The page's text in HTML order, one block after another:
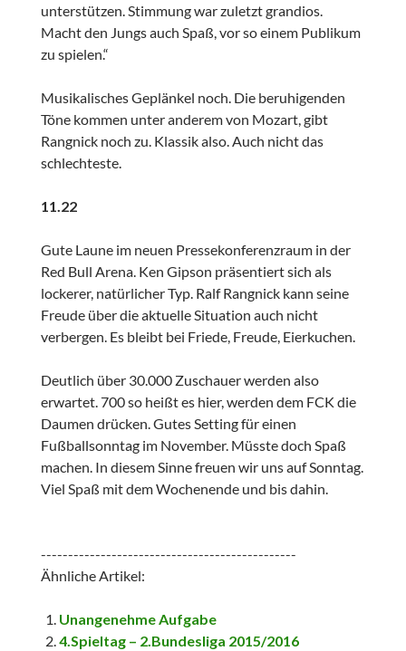
unterstützen. Stimmung war zuletzt grandios.
Macht den Jungs auch Spaß, vor so einem Publikum
zu spielen.“
Musikalisches Geplänkel noch. Die beruhigenden
Töne kommen unter anderem von Mozart, gibt
Rangnick noch zu. Klassik also. Auch nicht das
schlechteste.
11.22
Gute Laune im neuen Pressekonferenzraum in der
Red Bull Arena. Ken Gipson präsentiert sich als
lockerer, natürlicher Typ. Ralf Rangnick kann seine
Freude über die aktuelle Situation auch nicht
verbergen. Es bleibt bei Friede, Freude, Eierkuchen.
Deutlich über 30.000 Zuschauer werden also
erwartet. 700 so heißt es hier, werden dem FCK die
Daumen drücken. Gutes Setting für einen
Fußballsonntag im November. Müsste doch Spaß
machen. In diesem Sinne freuen wir uns auf Sonntag.
Viel Spaß mit dem Wochenende und bis dahin.
-----------------------------------------------
Ähnliche Artikel:
Unangenehme Aufgabe
4.Spieltag – 2.Bundesliga 2015/2016